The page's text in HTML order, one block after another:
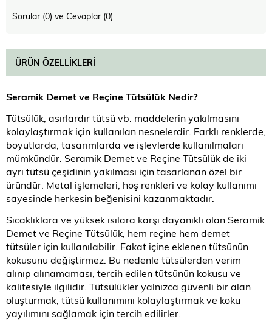
Sorular (0) ve Cevaplar (0)
ÜRÜN ÖZELLIKLERI
Seramik Demet ve Reçine Tütsülük Nedir?
Tütsülük, asırlardır tütsü vb. maddelerin yakılmasını
kolaylaştırmak için kullanılan nesnelerdir. Farklı renklerde,
boyutlarda, tasarımlarda ve işlevlerde kullanılmaları
mümkündür. Seramik Demet ve Reçine Tütsülük de iki
ayrı tütsü çeşidinin yakılması için tasarlanan özel bir
üründür. Metal işlemeleri, hoş renkleri ve kolay kullanımı
sayesinde herkesin beğenisini kazanmaktadır.
Sıcaklıklara ve yüksek ısılara karşı dayanıklı olan Seramik
Demet ve Reçine Tütsülük, hem reçine hem demet
tütsüler için kullanılabilir. Fakat içine eklenen tütsünün
kokusunu değiştirmez. Bu nedenle tütsülerden verim
alınıp alınamaması, tercih edilen tütsünün kokusu ve
kalitesiyle ilgilidir. Tütsülükler yalnızca güvenli bir alan
oluşturmak, tütsü kullanımını kolaylaştırmak ve koku
yayılımını sağlamak için tercih edilirler.